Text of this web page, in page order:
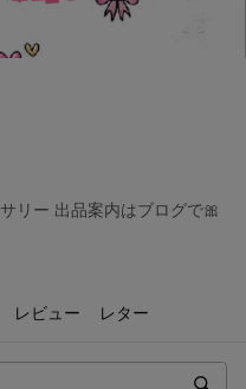
リー 出品案内はブログで🎀
レビュー レター